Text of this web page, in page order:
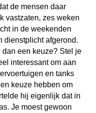
de mensen daar
vastzaten, zes weken
in de weekenden
dienstplicht afgerond.
een keuze? Stel je
interessant om aan
en tanks
keuze hebben om
hij eigenlijk dat in
Je moest gewoon